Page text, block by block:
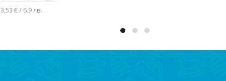
3,53 € / 6.9 лв.